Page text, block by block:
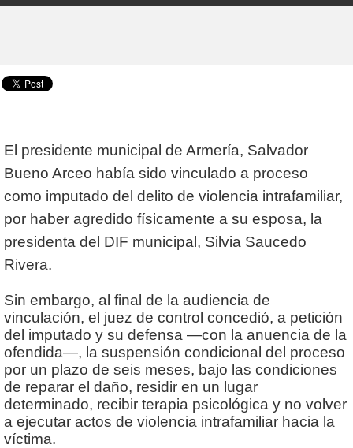
El presidente municipal de Armería, Salvador
Bueno Arceo había sido vinculado a proceso
como imputado del delito de violencia intrafamiliar,
por haber agredido físicamente a su esposa, la
presidenta del DIF municipal, Silvia Saucedo
Rivera.
Sin embargo, al final de la audiencia de
vinculación, el juez de control concedió, a petición
del imputado y su defensa —con la anuencia de la
ofendida—, la suspensión condicional del proceso
por un plazo de seis meses, bajo las condiciones
de reparar el daño, residir en un lugar
determinado, recibir terapia psicológica y no volver
a ejecutar actos de violencia intrafamiliar hacia la
víctima.